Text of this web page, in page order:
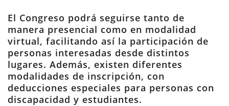
El Congreso podrá seguirse tanto de
manera presencial como en modalidad
virtual, facilitando así la participación de
personas interesadas desde distintos
lugares. Además, existen diferentes
modalidades de inscripción, con
deducciones especiales para personas con
discapacidad y estudiantes.